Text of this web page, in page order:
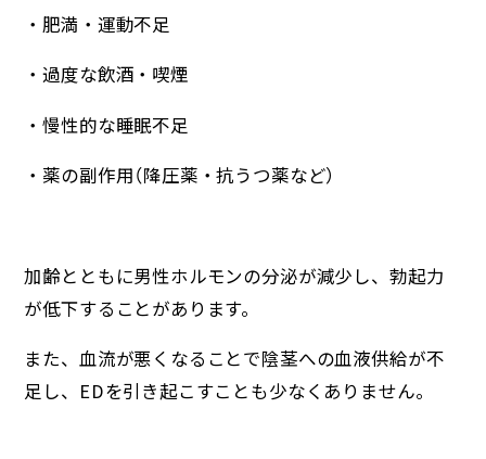
・肥満・運動不足
・過度な飲酒・喫煙
・慢性的な睡眠不足
・薬の副作用（降圧薬・抗うつ薬など）
加齢とともに男性ホルモンの分泌が減少し、勃起力
が低下することがあります。
また、血流が悪くなることで陰茎への血液供給が不
足し、EDを引き起こすことも少なくありません。